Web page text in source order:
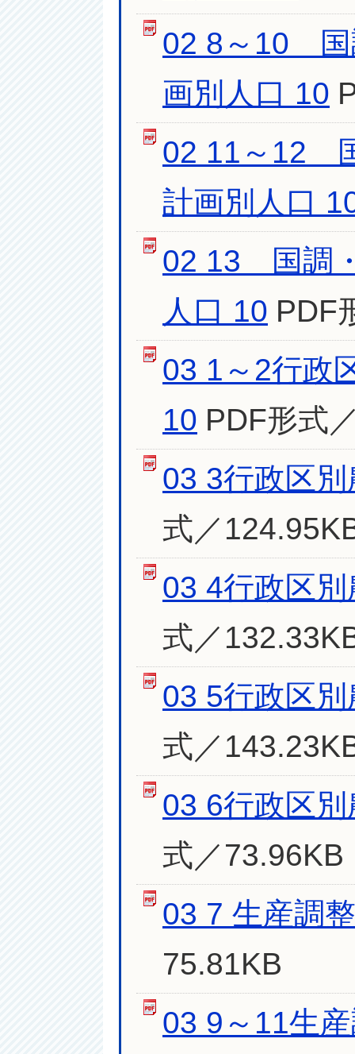
02 8～10 国
画別人口 10
02 11～12
計画別人口
02 13 国調
人口 10 PDF
03 1～2行政
10 PDF形式
03 3行政区
式／
03 4行政区
式／
03 5行政区
式／
03 6行政区
式／73.96KB
03 7 生産調
75.81KB
03 9～11生